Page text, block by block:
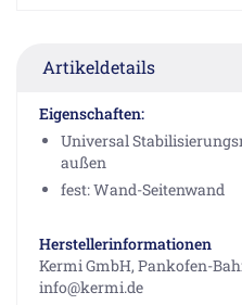
Artikeldetails
Eigenschaften:
Universal
außen
fest: Wand-Seitenwand
Herstellerinformationen
Kermi GmbH, Pankofen-
info@kermi.de